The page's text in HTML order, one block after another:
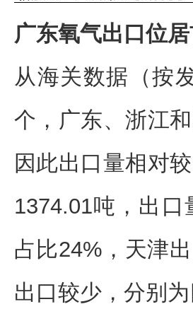
广东氧气出口位
从海关数据（按
个，广东、浙江
因此出口量相对
1374.01吨，出
占比24%，天津
出口较少，分别